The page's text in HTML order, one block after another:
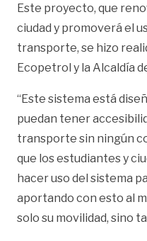
Este proyecto, que
ciudad y promoverá el
transporte, se hizo
Ecopetrol y la Alcaldía
“Este sistema está
puedan tener
transporte sin ningún
que los estudiantes y
hacer uso del sistema
aportando con esto al
solo su movilidad, sino